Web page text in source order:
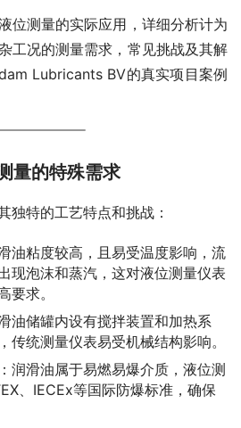
测量的实际应用，详细分析计为
工况的测量需求，常见挑战及其解
Lubricants BV的真实项目案例
量的特殊需求
特的工艺特点和挑战：
油粘度较高，且易受温度影响，流
现泡沫和蒸汽，这对液位测量仪表
要求。
油储罐内设有搅拌装置和加热系
传统测量仪表易受机械结构影响。
：润滑油属于易燃易爆介质，液位测
、IECEx等国际防爆标准，确保